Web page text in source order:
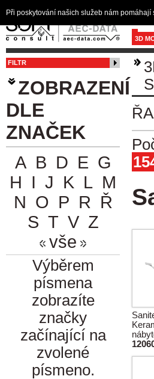
3D
FILTR
ZOBRAZENÍ
DLE
ZNAČEK
A B D E G
H I J K L M
N O P R Ř
S T V Z
vše
Výběrem
písmena
zobrazíte
značky
začínající na
zvolené
písmeno.
Při poskytování našich služeb nám